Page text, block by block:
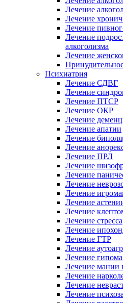
Лечение
Лечение
Лечение
Лечение
алкоголизма
Лечение
Психиатрия
Лечение СДВГ
Лечение
Лечение ПТСР
Лечение ОКР
Лечение
Лечение апатии
Лечение
Лечение
Лечение ПРЛ
Лечение
Лечение
Лечение
Лечение
Лечение
Лечение
Лечение стресса
Лечение
Лечение ГТР
Лечение
Лечение
Лечение мании
Лечение
Лечение
Лечение психоза